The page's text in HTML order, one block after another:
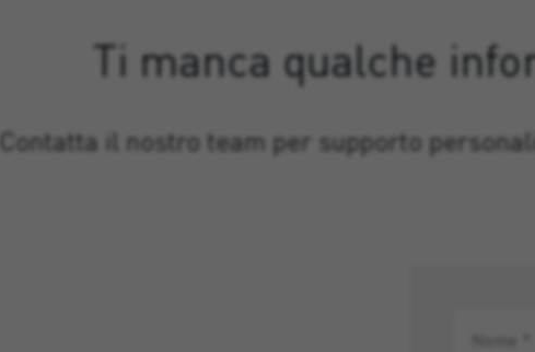
Ti manca qualche
Contatta il nostro team per supporto